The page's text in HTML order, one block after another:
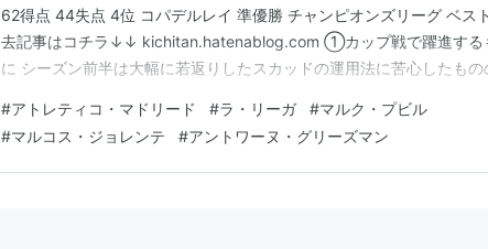
62得点 44失点 4位 コパデルレイ 準優勝 チャンピオンズリーグ ベス
去記事はコチラ↓↓ kichitan.hatenablog.com ①カップ戦で躍進する
に シーズン前半は大幅に若返りしたスカッドの運用法に苦心したもの
たアトレティコは、伝統的な堅守速攻で特にカップ戦で躍進を果…
#アトレティコ・マドリード #ラ・リーガ #マルク・プビル
#マルコス・ジョレンテ #アントワーヌ・グリーズマン